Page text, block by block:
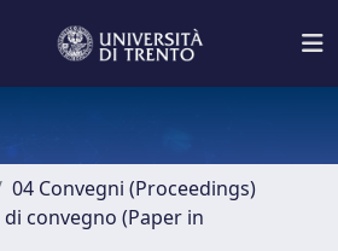
04 Convegni (Proceedings)
convegno (Paper in